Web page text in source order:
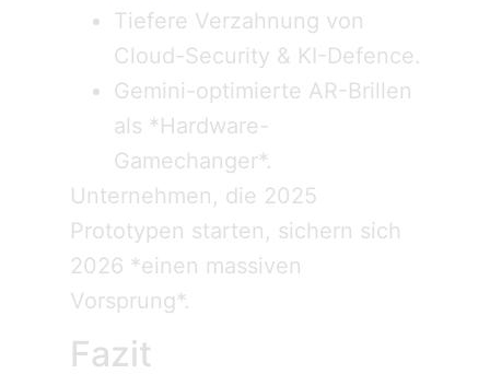
Tiefere Verzahnung von
Cloud-Security & KI-Defence.
Gemini-optimierte AR-Brillen
als *Hardware-
Gamechanger*.
Unternehmen, die 2025
Prototypen starten, sichern sich
2026 *einen massiven
Vorsprung*.
Fazit